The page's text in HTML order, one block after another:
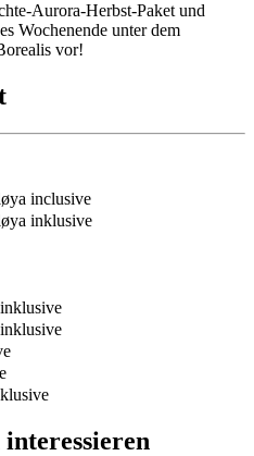
Aurora-Herbst-Paket und
Wochenende unter dem
vor!
inclusive
inklusive
interessieren